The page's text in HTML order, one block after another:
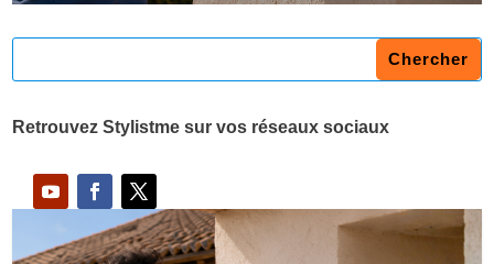
Retrouvez Stylistme sur vos réseaux sociaux